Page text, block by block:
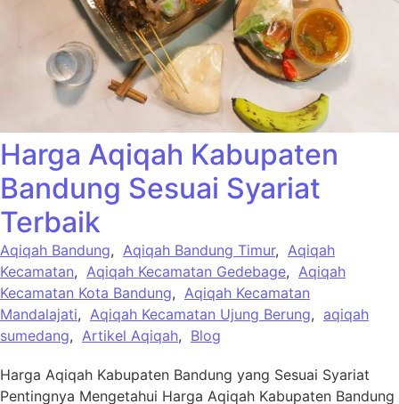
Harga Aqiqah Kabupaten
Bandung Sesuai Syariat
Terbaik
Aqiqah Bandung, Aqiqah Bandung Timur, Aqiqah
Kecamatan, Aqiqah Kecamatan Gedebage, Aqiqah
Kecamatan Kota Bandung, Aqiqah Kecamatan
Mandalajati, Aqiqah Kecamatan Ujung Berung, aqiqah
sumedang, Artikel Aqiqah, Blog
Harga Aqiqah Kabupaten Bandung yang Sesuai Syariat
Pentingnya Mengetahui Harga Aqiqah Kabupaten Bandung